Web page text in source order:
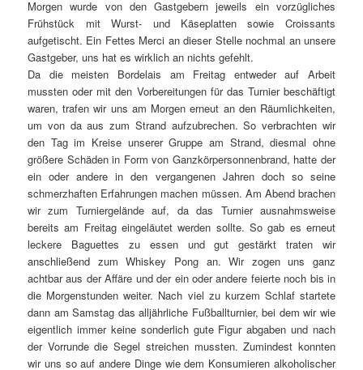
Morgen wurde von den Gastgebern jeweils ein vorzügliches
Frühstück mit Wurst- und Käseplatten sowie Croissants
aufgetischt. Ein Fettes Merci an dieser Stelle nochmal an unsere
Gastgeber, uns hat es wirklich an nichts gefehlt.
Da die meisten Bordelais am Freitag entweder auf Arbeit
mussten oder mit den Vorbereitungen für das Turnier beschäftigt
waren, trafen wir uns am Morgen erneut an den Räumlichkeiten,
um von da aus zum Strand aufzubrechen. So verbrachten wir
den Tag im Kreise unserer Gruppe am Strand, diesmal ohne
größere Schäden in Form von Ganzkörpersonnenbrand, hatte der
ein oder andere in den vergangenen Jahren doch so seine
schmerzhaften Erfahrungen machen müssen. Am Abend brachen
wir zum Turniergelände auf, da das Turnier ausnahmsweise
bereits am Freitag eingeläutet werden sollte. So gab es erneut
leckere Baguettes zu essen und gut gestärkt traten wir
anschließend zum Whiskey Pong an. Wir zogen uns ganz
achtbar aus der Affäre und der ein oder andere feierte noch bis in
die Morgenstunden weiter. Nach viel zu kurzem Schlaf startete
dann am Samstag das alljährliche Fußballturnier, bei dem wir wie
eigentlich immer keine sonderlich gute Figur abgaben und nach
der Vorrunde die Segel streichen mussten. Zumindest konnten
wir uns so auf andere Dinge wie dem Konsumieren alkoholischer